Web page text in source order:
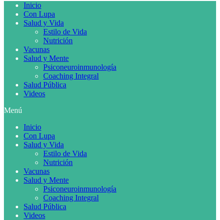
Inicio
Con Lupa
Salud y Vida
Estilo de Vida
Nutrición
Vacunas
Salud y Mente
Psiconeuroinmunología
Coaching Integral
Salud Pública
Videos
Menú
Inicio
Con Lupa
Salud y Vida
Estilo de Vida
Nutrición
Vacunas
Salud y Mente
Psiconeuroinmunología
Coaching Integral
Salud Pública
Videos